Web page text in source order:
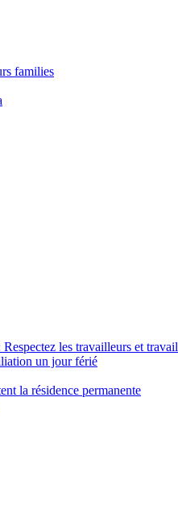
families
les travailleurs et
un jour férié
la résidence permanente